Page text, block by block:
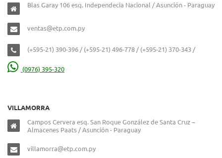
Blas Garay 106 esq. Independecia Nacional / Asunción - Paraguay
ventas@etp.com.py
(+595-21) 390-396 / (+595-21) 496-778 / (+595-21) 370-343 /
(0976) 395-320
VILLAMORRA
Campos Cervera esq. San Roque González de Santa Cruz –
Almacenes Paats / Asunción - Paraguay
villamorra@etp.com.py